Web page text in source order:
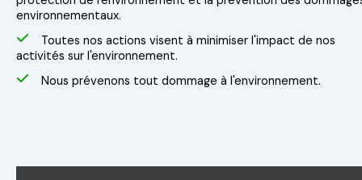
environnementaux.
Toutes nos actions visent à minimiser l'impact de nos
activités sur l'environnement.
Nous prévenons tout dommage à l'environnement.